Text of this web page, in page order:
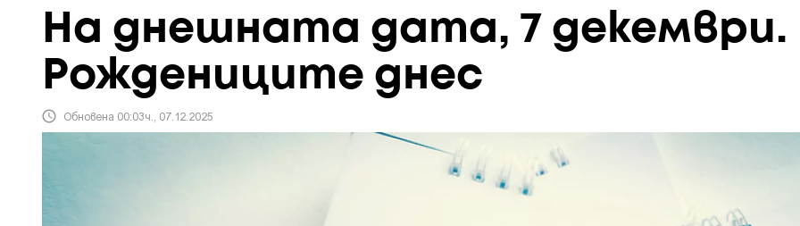
На днешната дата, 7 декември.
Рождениците днес
Обновена 00:03ч., 07.12.2025